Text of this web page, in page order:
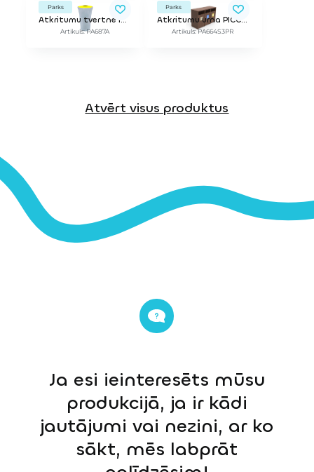
Parks
Atkritumu tvertne IRIS Y
Artikuls: PA687A
Parks
Atkritumu urna PICCO ReBnew
Artikuls: PA664S3PR
Atvērt visus produktus
Ja esi ieinteresēts mūsu
produkcijā, ja ir kādi
jautājumi vai nezini, ar ko
sākt, mēs labprāt